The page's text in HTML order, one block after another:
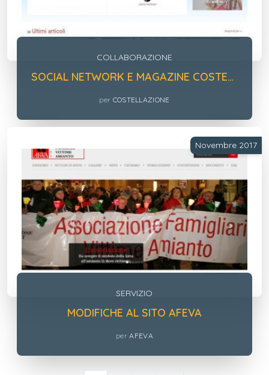
COLLABORAZIONE
SOCIAL NETWORK E MAGAZINE COSTELLAZIONE
per COSTELLAZIONE
Novembre 2017
SERVIZIO
MODIFICHE AL SITO AFEVA
perAFEVA